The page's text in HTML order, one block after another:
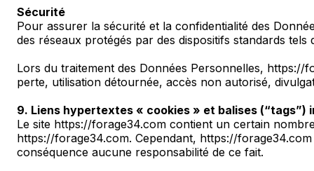
Sécurité
Pour assurer la sécurité et la confidentialité des
des réseaux protégés par des dispositifs standards
Lors du traitement des Données Personnelles,
perte, utilisation détournée, accès non autorisé,
9. Liens hypertextes « cookies » et balises (“tags”)
Le site https://forage34.com contient un certain
https://forage34.com. Cependant, https://forage34.com
conséquence aucune responsabilité de ce fait.